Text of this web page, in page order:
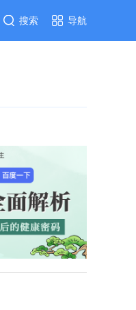
导航
搜索